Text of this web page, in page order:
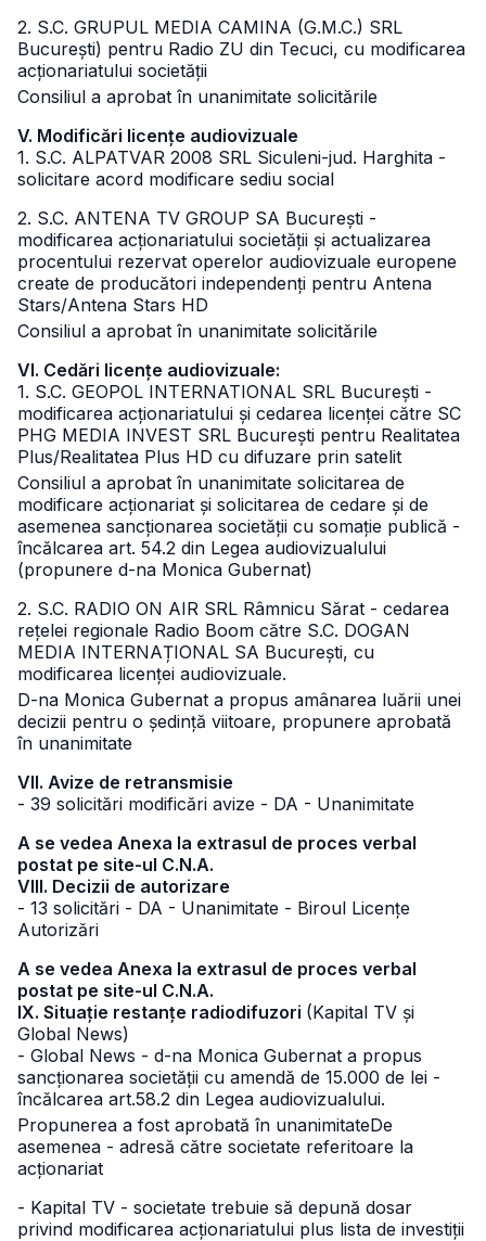
2. S.C. GRUPUL MEDIA CAMINA (G.M.C.) SRL
București) pentru Radio ZU din Tecuci, cu modificarea
acționariatului societății
Consiliul a aprobat în unanimitate solicitările
V. Modificări licențe audiovizuale
1. S.C. ALPATVAR 2008 SRL Siculeni-jud. Harghita -
solicitare acord modificare sediu social
2. S.C. ANTENA TV GROUP SA București -
modificarea acționariatului societății și actualizarea
procentului rezervat operelor audiovizuale europene
create de producători independenți pentru Antena
Stars/Antena Stars HD
Consiliul a aprobat în unanimitate solicitările
VI. Cedări licențe audiovizuale:
1. S.C. GEOPOL INTERNATIONAL SRL București -
modificarea acționariatului și cedarea licenței către SC
PHG MEDIA INVEST SRL București pentru Realitatea
Plus/Realitatea Plus HD cu difuzare prin satelit
Consiliul a aprobat în unanimitate solicitarea de
modificare acționariat și solicitarea de cedare și de
asemenea sancționarea societății cu somație publică -
încălcarea art. 54.2 din Legea audiovizualului
(propunere d-na Monica Gubernat)
2. S.C. RADIO ON AIR SRL Râmnicu Sărat - cedarea
rețelei regionale Radio Boom către S.C. DOGAN
MEDIA INTERNAȚIONAL SA București, cu
modificarea licenței audiovizuale.
D-na Monica Gubernat a propus amânarea luării unei
decizii pentru o ședință viitoare, propunere aprobată
în unanimitate
VII. Avize de retransmisie
- 39 solicitări modificări avize - DA - Unanimitate
A se vedea Anexa la extrasul de proces verbal
postat pe site-ul C.N.A.
VIII. Decizii de autorizare
- 13 solicitări - DA - Unanimitate - Biroul Licențe
Autorizări
A se vedea Anexa la extrasul de proces verbal
postat pe site-ul C.N.A.
IX. Situație restanțe radiodifuzori (Kapital TV și
Global News)
- Global News - d-na Monica Gubernat a propus
sancționarea societății cu amendă de 15.000 de lei -
încălcarea art.58.2 din Legea audiovizualului.
Propunerea a fost aprobată în unanimitateDe
asemenea - adresă către societate referitoare la
acționariat
- Kapital TV - societate trebuie să depună dosar
privind modificarea acționariatului plus lista de investiții